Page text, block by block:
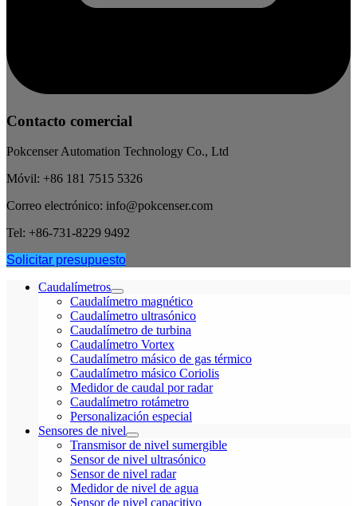
Contacto comercial
Pokcenser Automation Technology Co., Ltd
Móvil: +86 181 7515 5326
Correo electrónico: info@pokcenser.com
Tel: +86-731-8229 9492
Solicitar presupuesto
Caudalímetros
Caudalímetro magnético
Caudalímetro ultrasónico
Caudalímetro de turbina
Caudalímetro Vortex
Caudalímetro másico de gas térmico
Caudalímetro másico Coriolis
Medidor de caudal por radar
Caudalímetro rotámetro
Personalización especial
Sensores de nivel
Transmisor de nivel sumergible
Sensor de nivel ultrasónico
Sensor de nivel radar
Medidor de nivel de agua
Sensor de nivel capacitivo